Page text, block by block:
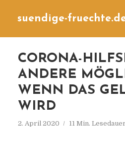
suendige-
CORONA-
ANDERE
WENN DAS
WIRD
2. April 2020 11 Min. Lesedauer